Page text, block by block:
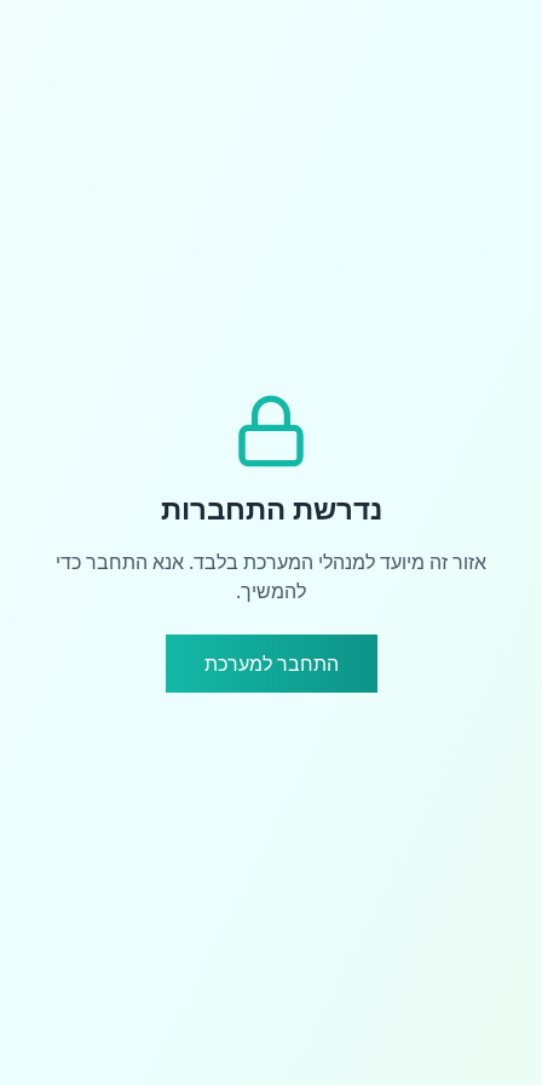
נדרשת התחברות
אזור זה מיועד למנהלי המערכת בלבד. אנא התחבר כדי
להמשיך.
התחבר למערכת